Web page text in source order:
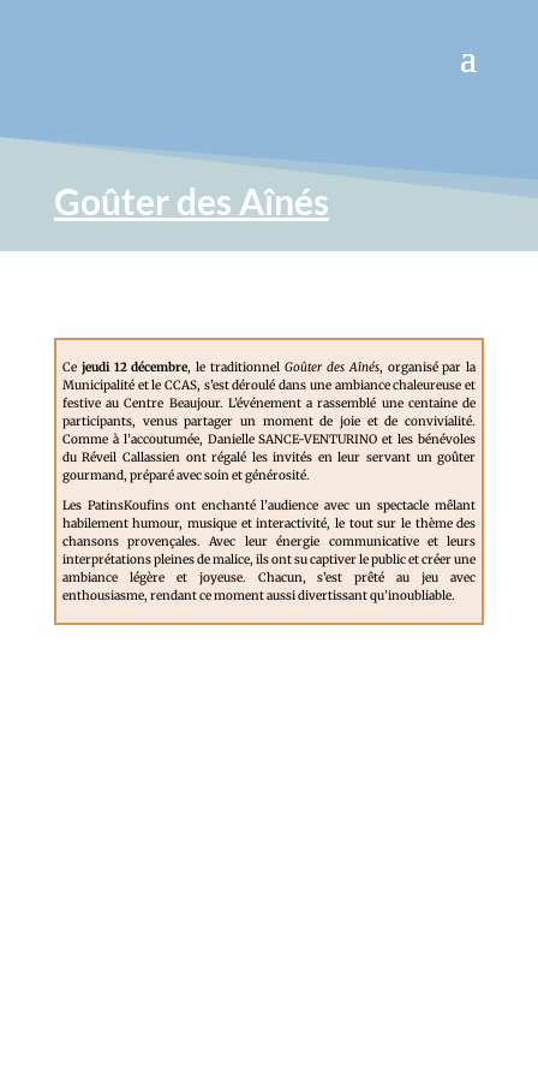
Goûter des Aînés
Ce jeudi 12 décembre, le traditionnel Goûter des Aînés, organisé par la
Municipalité et le CCAS, s’est déroulé dans une ambiance chaleureuse et
festive au Centre Beaujour. L’événement a rassemblé une centaine de
participants, venus partager un moment de joie et de convivialité.
Comme à l’accoutumée, Danielle SANCE-VENTURINO et les bénévoles
du Réveil Callassien ont régalé les invités en leur servant un goûter
gourmand, préparé avec soin et générosité.
Les PatinsKoufins ont enchanté l’audience avec un spectacle mêlant
habilement humour, musique et interactivité, le tout sur le thème des
chansons provençales. Avec leur énergie communicative et leurs
interprétations pleines de malice, ils ont su captiver le public et créer une
ambiance légère et joyeuse. Chacun, s’est prêté au jeu avec
enthousiasme, rendant ce moment aussi divertissant qu’inoubliable.